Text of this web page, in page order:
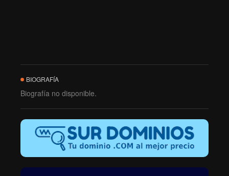
BIOGRAFÍA
Biografía no disponible.